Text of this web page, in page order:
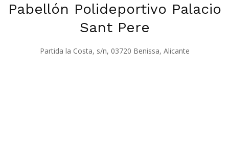
Pabellón Polideportivo Palacio
Sant Pere
Partida la Costa, s/n, 03720 Benissa, Alicante